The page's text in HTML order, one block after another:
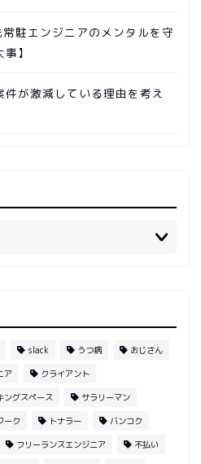
常駐エンジニアのメンタルを守
】
が激減している理由を考え
slack うつ病 おじさん
ア クライアント
ングスペース サラリーマン
ーク トナラー バンコク
フリーランスエンジニア 不払い